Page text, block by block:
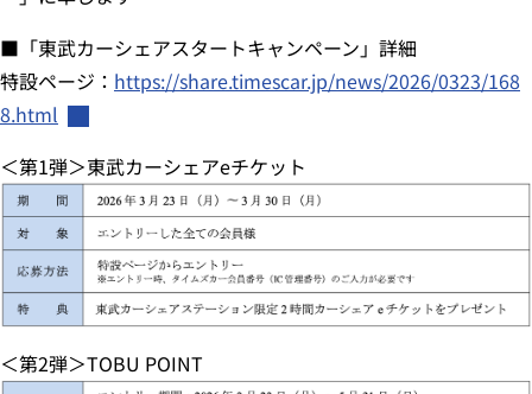
■「東武カーシェアスタートキャンペーン」詳細
特設ページ： https://share.timescar.jp/news/2026/0323/168
8.html
＜第1弾＞東武カーシェアeチケット
＜第2弾＞TOBU POINT